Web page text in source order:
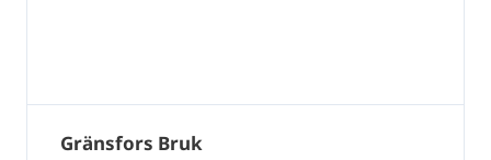
Gränsfors Bruk